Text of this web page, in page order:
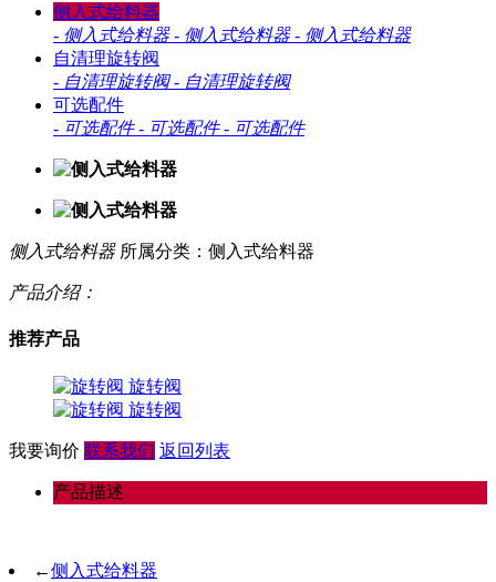
侧入式给料器
- 侧入式给料器 - 侧入式给料器 - 侧入式给料器
自清理旋转阀
- 自清理旋转阀 - 自清理旋转阀
可选配件
- 可选配件 - 可选配件 - 可选配件
侧入式给料器 所属分类：侧入式给料器
产品介绍：
推荐产品
旋转阀
旋转阀
我要询价 联系我们 返回列表
产品描述
←侧入式给料器